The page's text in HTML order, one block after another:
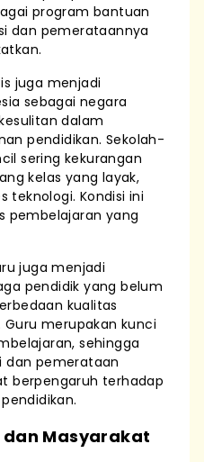
program bantuan
dan pemerataannya
juga menjadi
sebagai negara
dalam
pendidikan. Sekolah-
sering kekurangan
kelas yang layak,
teknologi. Kondisi ini
pembelajaran yang
juga menjadi
pendidik yang belum
kualitas
merupakan kunci
sehingga
dan pemerataan
berpengaruh terhadap
Masyarakat